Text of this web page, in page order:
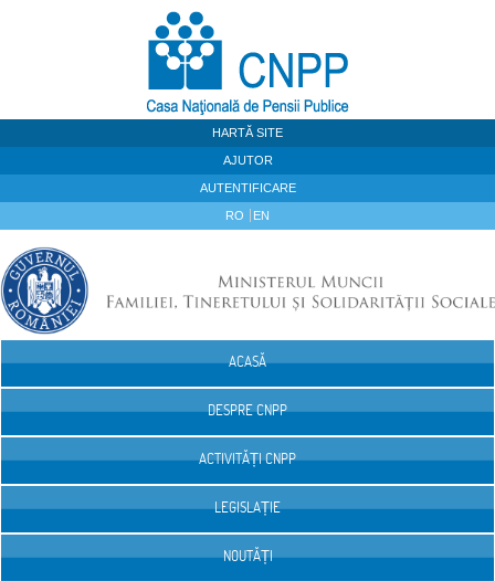
HARTĂ SITE
AJUTOR
AUTENTIFICARE
RO EN
ACASĂ
DESPRE CNPP
ACTIVITĂȚI CNPP
LEGISLAȚIE
NOUTĂȚI